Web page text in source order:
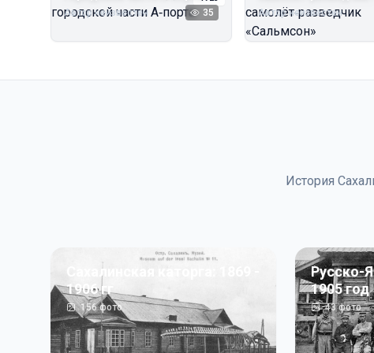
Автор неизвестен 35
«Сальмсон»
Автор неизвестен
История
Сахалинская каторга: 1869 -
1906 гг
156фото
Русско-
1905 год
43фото